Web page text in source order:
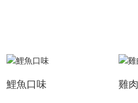
鯉魚口味 雞